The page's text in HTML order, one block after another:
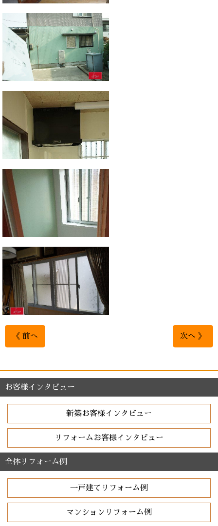
《 前へ 次へ 》
お客様インタビュー
新築お客様インタビュー
リフォームお客様インタビュー
全体リフォーム例
一戸建てリフォーム例
マンションリフォーム例